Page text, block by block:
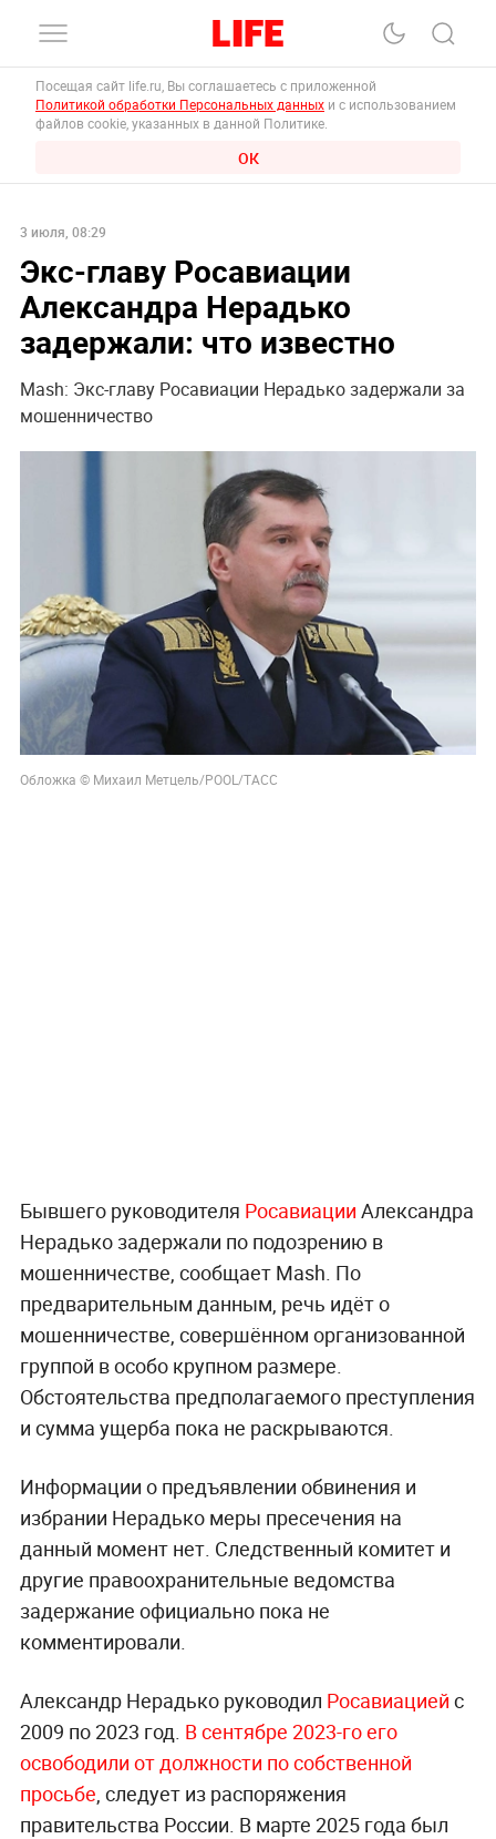
Посещая сайт life.ru, Вы соглашаетесь с приложенной
Политикой обработки Персональных данных и с использованием
файлов cookie, указанных в данной Политике.
ОК
3 июля, 08:29
Экс-главу Росавиации
Александра Нерадько
задержали: что известно
Mash: Экс-главу Росавиации Нерадько задержали за
мошенничество
Обложка © Михаил Метцель/POOL/ТАСС
Бывшего руководителя Росавиации Александра
Нерадько задержали по подозрению в
мошенничестве, сообщает Mash. По
предварительным данным, речь идёт о
мошенничестве, совершённом организованной
группой в особо крупном размере.
Обстоятельства предполагаемого преступления
и сумма ущерба пока не раскрываются.
Информации о предъявлении обвинения и
избрании Нерадько меры пресечения на
данный момент нет. Следственный комитет и
другие правоохранительные ведомства
задержание официально пока не
комментировали.
Александр Нерадько руководил Росавиацией с
2009 по 2023 год. В сентябре 2023-го его
освободили от должности по собственной
просьбе, следует из распоряжения
правительства России. В марте 2025 года был